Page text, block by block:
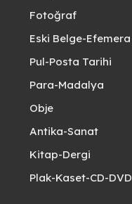
Fotoğraf
Eski Belge-Efemera
Pul-Posta Tarihi
Para-Madalya
Obje
Antika-Sanat
Kitap-Dergi
Plak-Kaset-CD-DVD